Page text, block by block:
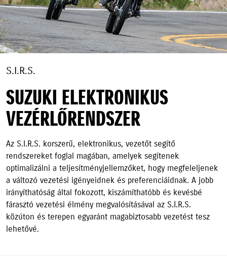
S.I.R.S.
SUZUKI ELEKTRONIKUS
VEZÉRLŐRENDSZER
Az S.I.R.S. korszerű, elektronikus, vezetőt segítő
rendszereket foglal magában, amelyek segítenek
optimalizálni a teljesítményjellemzőket, hogy megfeleljenek
a változó vezetési igényeidnek és preferenciáidnak. A jobb
irányíthatóság által fokozott, kiszámíthatóbb és kevésbé
fárasztó vezetési élmény megvalósításával az S.I.R.S.
közúton és terepen egyaránt magabiztosabb vezetést tesz
lehetővé.